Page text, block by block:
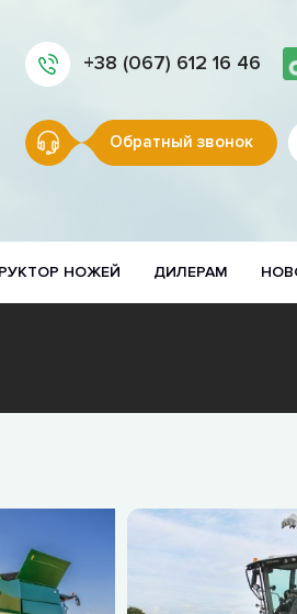
+38 (067) 612 16 46
Обратный звонок
НОЖЕЙ ДИЛЕРАМ